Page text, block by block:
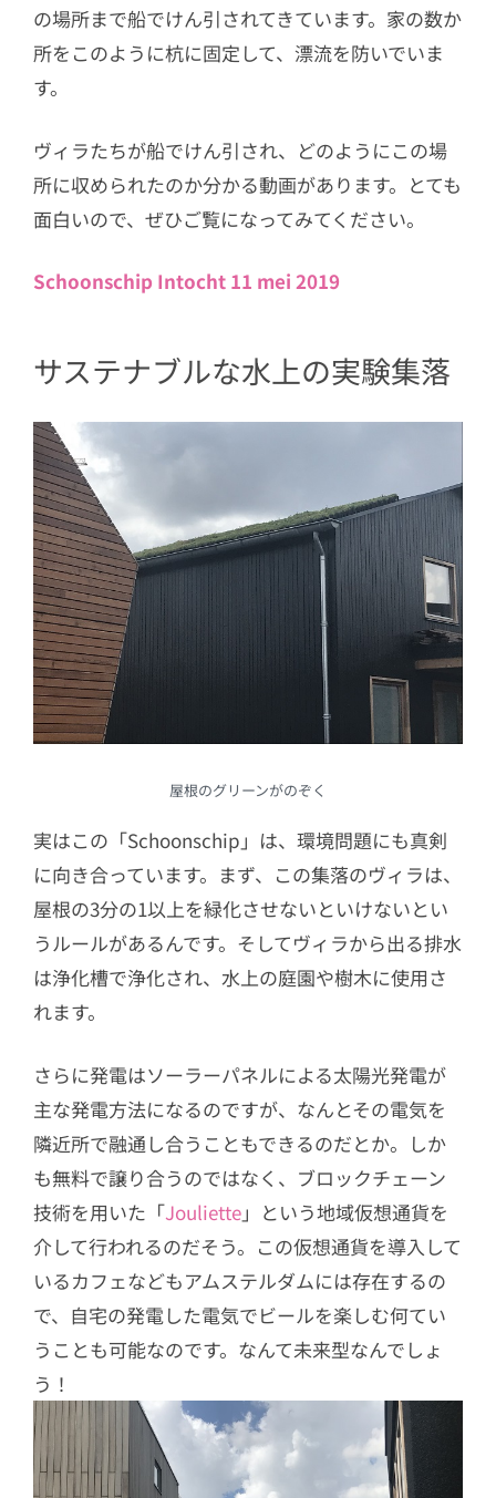
の場所まで船でけん引されてきています。家の数か
所をこのように杭に固定して、漂流を防いでいま
す。
ヴィラたちが船でけん引され、どのようにこの場
所に収められたのか分かる動画があります。とても
面白いので、ぜひご覧になってみてください。
Schoonschip Intocht 11 mei 2019
サステナブルな水上の実験集落
屋根のグリーンがのぞく
実はこの「Schoonschip」は、環境問題にも真剣
に向き合っています。まず、この集落のヴィラは、
屋根の3分の1以上を緑化させないといけないとい
うルールがあるんです。そしてヴィラから出る排水
は浄化槽で浄化され、水上の庭園や樹木に使用さ
れます。
さらに発電はソーラーパネルによる太陽光発電が
主な発電方法になるのですが、なんとその電気を
隣近所で融通し合うこともできるのだとか。しか
も無料で譲り合うのではなく、ブロックチェーン
技術を用いた「Jouliette」という地域仮想通貨を
介して行われるのだそう。この仮想通貨を導入して
いるカフェなどもアムステルダムには存在するの
で、自宅の発電した電気でビールを楽しむ何てい
うことも可能なのです。なんて未来型なんでしょ
う！